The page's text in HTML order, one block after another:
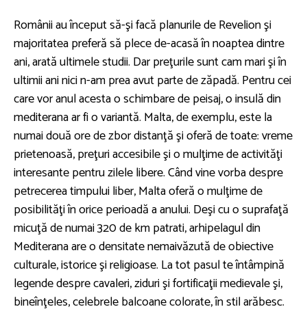
Românii au început să-şi facă planurile de Revelion şi
majoritatea preferă să plece de-acasă în noaptea dintre
ani, arată ultimele studii. Dar preţurile sunt cam mari şi în
ultimii ani nici n-am prea avut parte de zăpadă. Pentru cei
care vor anul acesta o schimbare de peisaj, o insulă din
mediterana ar fi o variantă. Malta, de exemplu, este la
numai două ore de zbor distanţă şi oferă de toate: vreme
prietenoasă, preţuri accesibile şi o mulţime de activităţi
interesante pentru zilele libere. Când vine vorba despre
petrecerea timpului liber, Malta oferă o mulţime de
posibilităţi în orice perioadă a anului. Deşi cu o suprafaţă
micuţă de numai 320 de km patrati, arhipelagul din
Mediterana are o densitate nemaivăzută de obiective
culturale, istorice şi religioase. La tot pasul te întâmpină
legende despre cavaleri, ziduri şi fortificaţii medievale şi,
bineînţeles, celebrele balcoane colorate, în stil arăbesc.